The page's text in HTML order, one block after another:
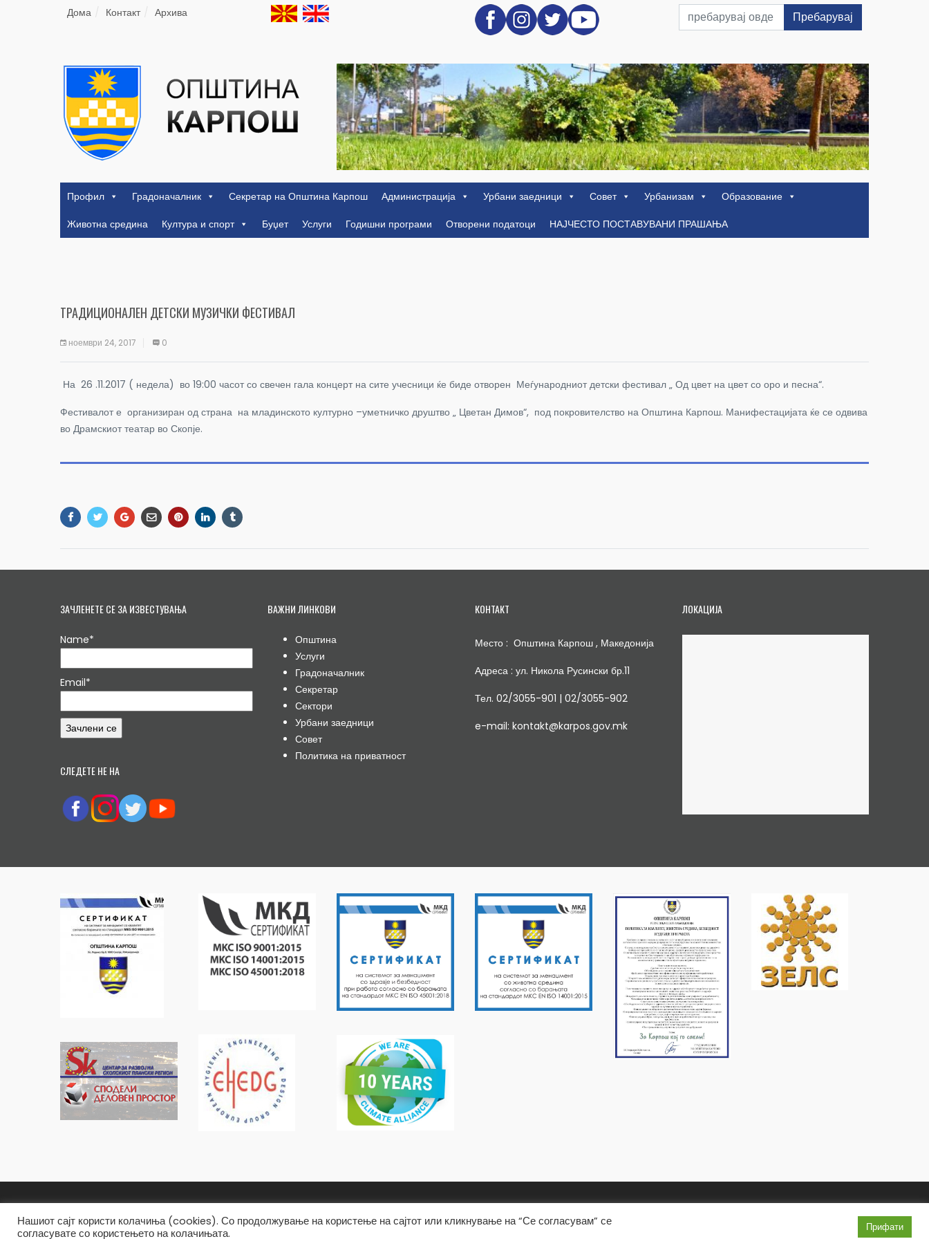
Дома Контакт Архива Пребарувај
Профил Градоначалник Секретар на Општина Карпош Администрација Урбани заедници Совет Урбанизам
Образование
Животна средина
Култура и спорт Буџет Услуги Годишни програми Отворени податоци НАЈЧЕСТО ПОСТАВУВАНИ ПРАШАЊА
ТРАДИЦИОНАЛЕН ДЕТСКИ МУЗИЧКИ ФЕСТИВАЛ
ноември 24, 2017 0
На 26 .11.2017 ( недела) во 19:00 часот со свечен гала концерт на сите учесници ќе биде отворен Меѓународниот детски фестивал „ Од цвет на цвет со оро и песна“.
Фестивалот е организиран од страна на младинското културно –уметничко друштво „ Цветан Димов“, под покровителство на Општина Карпош. Манифестацијата ќе се одвива
во Драмскиот театар во Скопје.
ЗАЧЛЕНЕТЕ СЕ ЗА ИЗВЕСТУВАЊА
Name*
Email*
СЛЕДЕТЕ НЕ НА
ВАЖНИ ЛИНКОВИ
Општина
Услуги
Градоначалник
Секретар
Сектори
Урбани заедници
Совет
Политика на приватност
КОНТАКТ
Место : Општина Карпош , Македонија
Адреса : ул. Никола Русински бр.11
Тел. 02/3055-901 | 02/3055-902
e-mail: kontakt@karpos.gov.mk
ЛОКАЦИЈА
Општина Карпош Copyright © 2019 Политика на приватност
Нашиот сајт користи колачиња (cookies). Со продолжување на користење на сајтот или кликнување на “Се согласувам” се
согласувате со користењето на колачињата.
Прифати